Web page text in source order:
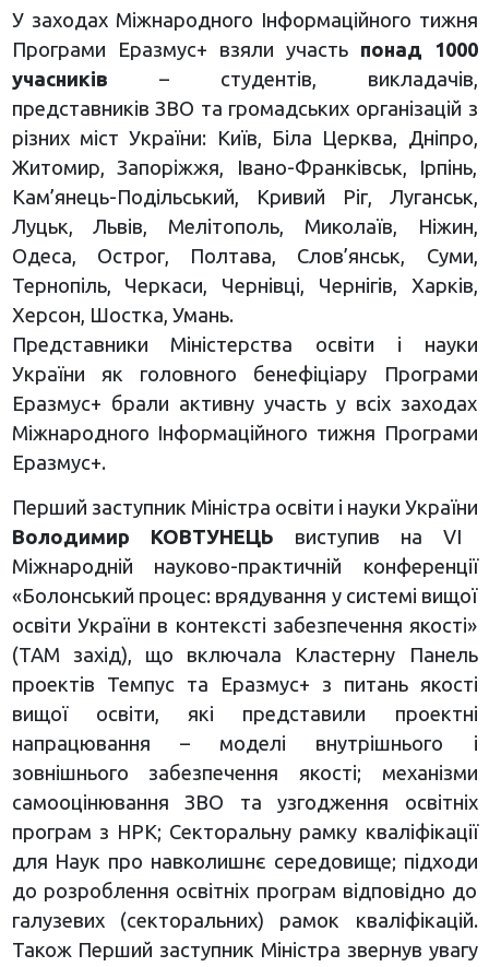
У заходах Міжнародного Інформаційного тижня
Програми Еразмус+ взяли участь понад 1000
учасників – студентів, викладачів,
представників ЗВО та громадських організацій з
різних міст України: Київ, Біла Церква, Дніпро,
Житомир, Запоріжжя, Івано-Франківськ, Ірпінь,
Кам’янець-Подільський, Кривий Ріг, Луганськ,
Луцьк, Львів, Мелітополь, Миколаїв, Ніжин,
Одеса, Острог, Полтава, Слов’янськ, Суми,
Тернопіль, Черкаси, Чернівці, Чернігів, Харків,
Херсон, Шостка, Умань.
Представники Міністерства освіти і науки
України як головного бенефіціару Програми
Еразмус+ брали активну участь у всіх заходах
Міжнародного Інформаційного тижня Програми
Еразмус+.
Перший заступник Міністра освіти і науки України
Володимир КОВТУНЕЦЬ виступив на VI
Міжнародній науково-практичній конференції
«Болонський процес: врядування у системі вищої
освіти України в контексті забезпечення якості»
(ТАМ захід), що включала Кластерну Панель
проектів Темпус та Еразмус+ з питань якості
вищої освіти, які представили проектні
напрацювання – моделі внутрішнього і
зовнішнього забезпечення якості; механізми
самооцінювання ЗВО та узгодження освітніх
програм з НРК; Секторальну рамку кваліфікації
для Наук про навколишнє середовище; підходи
до розроблення освітніх програм відповідно до
галузевих (секторальних) рамок кваліфікацій.
Також Перший заступник Міністра звернув увагу